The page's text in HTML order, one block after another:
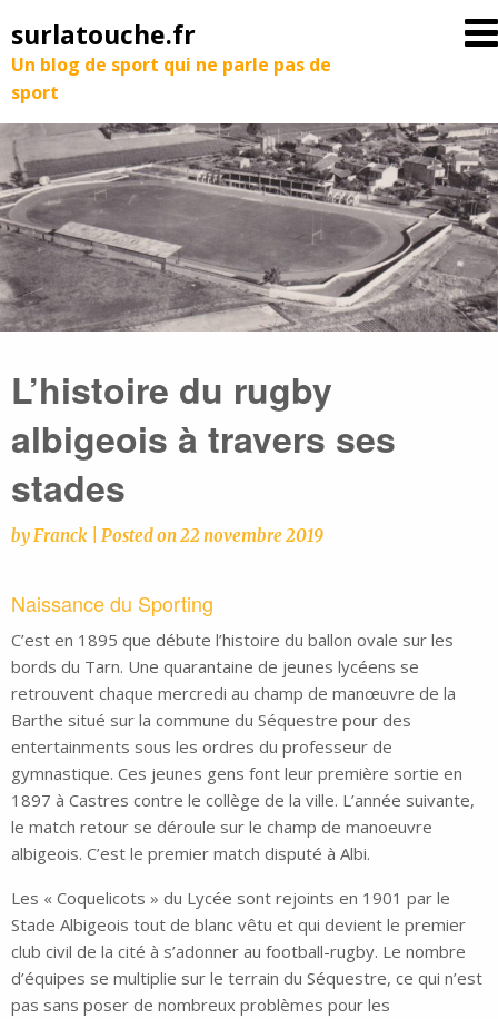
surlatouche.fr
Un blog de sport qui ne parle pas de
sport
L’histoire du rugby
albigeois à travers ses
stades
byFranck Posted on22 novembre 2019
Naissance du Sporting
C’est en 1895 que débute l’histoire du ballon ovale sur les
bords du Tarn. Une quarantaine de jeunes lycéens se
retrouvent chaque mercredi au champ de manœuvre de la
Barthe situé sur la commune du Séquestre pour des
entertainments sous les ordres du professeur de
gymnastique. Ces jeunes gens font leur première sortie en
1897 à Castres contre le collège de la ville. L’année suivante,
le match retour se déroule sur le champ de manoeuvre
albigeois. C’est le premier match disputé à Albi.
Les « Coquelicots » du Lycée sont rejoints en 1901 par le
Stade Albigeois tout de blanc vêtu et qui devient le premier
club civil de la cité à s’adonner au football-rugby. Le nombre
d’équipes se multiplie sur le terrain du Séquestre, ce qui n’est
pas sans poser de nombreux problèmes pour les